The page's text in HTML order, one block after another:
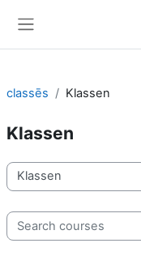
classēs Klassen
Klassen
categoriae classis
Search courses